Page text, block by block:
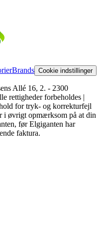
Brands Cookie indstillinger
Allé 16, 2. - 2300
rettigheder forbeholdes |
for tryk- og korrekturfejl
i øvrigt opmærksom på at din
før Elgiganten har
faktura.